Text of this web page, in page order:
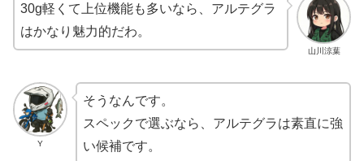
山川涼葉
30g軽くて上位機能も多いなら、アルテグラ
はかなり魅力的だわ。
Y
そうなんです。
スペックで選ぶなら、アルテグラは素直に強
い候補です。